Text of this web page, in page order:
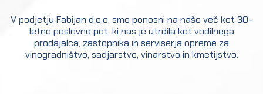
V podjetju Fabijan d.o.o. smo ponosni na našo več kot 30-
letno poslovno pot, ki nas je utrdila kot vodilnega
prodajalca, zastopnika in serviserja opreme za
vinogradništvo, sadjarstvo, vinarstvo in kmetijstvo.